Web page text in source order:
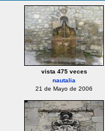
vista 475 veces
nautalia
21 de Mayo de 2006